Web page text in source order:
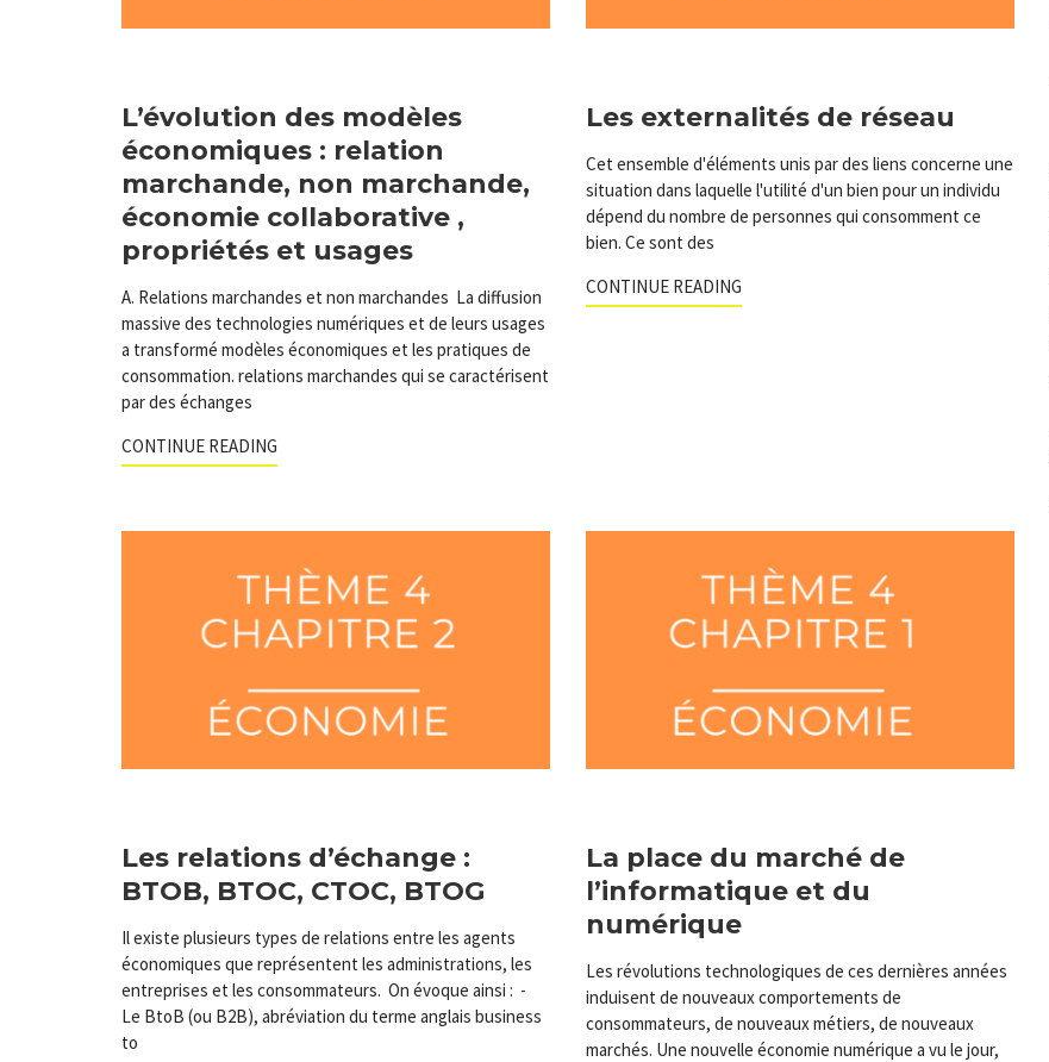
L’évolution des modèles
économiques : relation
marchande, non marchande,
économie collaborative ,
propriétés et usages
A. Relations marchandes et non marchandes La diffusion
massive des technologies numériques et de leurs usages
a transformé modèles économiques et les pratiques de
consommation. relations marchandes qui se caractérisent
par des échanges
CONTINUE READING
Les externalités de réseau
Cet ensemble d'éléments unis par des liens concerne une
situation dans laquelle l'utilité d'un bien pour un individu
dépend du nombre de personnes qui consomment ce
bien. Ce sont des
CONTINUE READING
Les relations d’échange :
BTOB, BTOC, CTOC, BTOG
Il existe plusieurs types de relations entre les agents
économiques que représentent les administrations, les
entreprises et les consommateurs. On évoque ainsi : -
Le BtoB (ou B2B), abréviation du terme anglais business
to
La place du marché de
l’informatique et du
numérique
Les révolutions technologiques de ces dernières années
induisent de nouveaux comportements de
consommateurs, de nouveaux métiers, de nouveaux
marchés. Une nouvelle économie numérique a vu le jour,